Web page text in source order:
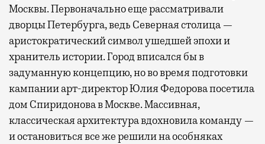
Москвы. Первоначально еще рассматривали
дворцы Петербурга, ведь Северная столица —
аристократический символ ушедшей эпохи и
хранитель истории. Город вписался бы в
задуманную концепцию, но во время подготовки
кампании арт-директор Юлия Федорова посетила
дом Спиридонова в Москве. Массивная,
классическая архитектура вдохновила команду —
и остановиться все же решили на особняках